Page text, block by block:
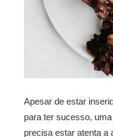
Apesar de estar
para ter sucesso,
precisa estar atenta a